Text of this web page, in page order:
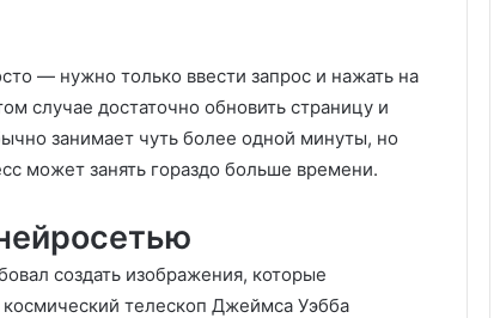
— нужно только ввести запрос и нажать на
случае достаточно обновить страницу и
занимает чуть более одной минуты, но
может занять гораздо больше времени.
создать изображения, которые
телескоп Джеймса Уэбба